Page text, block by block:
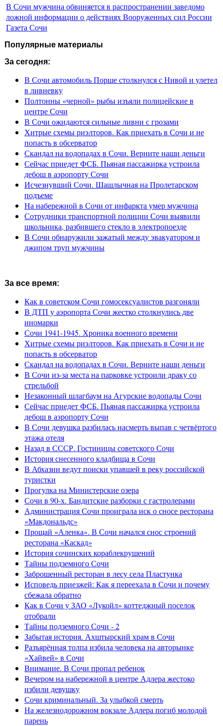
В Сочи мужчина обвиняется в распространении заведомо
ложной информации о действиях Вооруженных сил России
Газета Сочи
Популярные материалы
За сегодня:
В Сочи автомобиль Порше столкнулся с Нивой и улетел
в ливневку
Полтонны «черной» рыбы изъяли полицейские в
центре Сочи
В Сочи ожидаются сильные ливни с грозами
Хитрые схемы риэлторов. Как приехать в Сочи и не
попасть в обсерватор
Скандал на водопадах в Сочи. Верните наши деньги
Сейчас приедет ФСБ. Пьяная пассажирка устроила
дебош в аэропорту Сочи
Исчезнувший Сочи. Шашлычная на Пролетарском
подъеме
На набережной в Сочи от инфаркта умер мужчина
Сотрудники транспортной полиции Сочи выявили
школьника, разбившего стекло в электропоезде
В Сочи обнаружили зажатый между эвакуатором и
джипом труп мужчины
За все время:
Как в советском Сочи гомосексуалистов разгоняли
В ДТП у аэропорта Сочи жестко столкнулись две
иномарки
Сочи 1941-1945. Хроника военного времени
Хитрые схемы риэлторов. Как приехать в Сочи и не
попасть в обсерватор
Скандал на водопадах в Сочи. Верните наши деньги
В Сочи из-за места на парковке устроили драку со
стрельбой
Незаконный шлагбаум на Агурские водопады Сочи
Сейчас приедет ФСБ. Пьяная пассажирка устроила
дебош в аэропорту Сочи
В Сочи девушка разбилась насмерть выпав с четвёртого
этажа отеля
Назад в СССР. Гостиницы советского Сочи
История снесенного кладбища в Сочи
В Абхазии ведут поиски упавшей в реку российской
туристки
Прогулка на Министерские озера
Сочи в 90-х. Бандитские разборки с гастролерами
Администрация Сочи проиграла иск о сносе ресторана
«Макдональдс»
Прощай «Аленка». В Сочи начался снос строений
ресторана «Каскад»
История сочинских кораблекрушений
Тайны подземного Сочи
Заброшенный ресторан в лесу села Пластунка
Исповедь приезжей: Как я переехала в Сочи и почему
сбежала обратно
Как в Сочи у ЗАО «Лукойл» коттеджный поселок
отобрали
Тайны подземного Сочи - 2
Забытая история. Ахштырский храм в Сочи
Разъярённая толпа избила человека на авторынке
«Хайвей» в Сочи
Внимание. В Сочи пропал ребенок
Вечером на набережной в центре Адлера жестоко
избили девушку
Сочи криминальный. За улыбкой смерть
На железнодорожном вокзале Адлера погиб молодой
парень